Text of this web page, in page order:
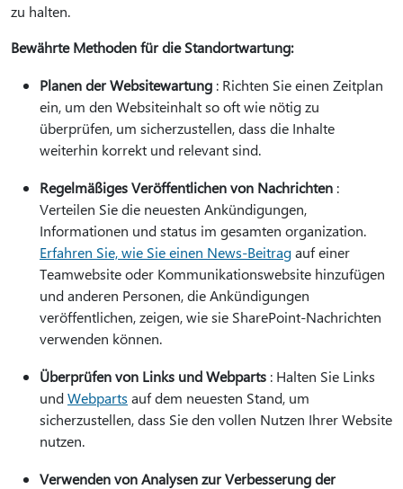
zu halten.
Bewährte Methoden für die Standortwartung:
Planen der Websitewartung : Richten Sie einen Zeitplan
ein, um den Websiteinhalt so oft wie nötig zu
überprüfen, um sicherzustellen, dass die Inhalte
weiterhin korrekt und relevant sind.
Regelmäßiges Veröffentlichen von Nachrichten :
Verteilen Sie die neuesten Ankündigungen,
Informationen und status im gesamten organization.
Erfahren Sie, wie Sie einen News-Beitragauf einer
Teamwebsite oder Kommunikationswebsite hinzufügen
und anderen Personen, die Ankündigungen
veröffentlichen, zeigen, wie sie SharePoint-Nachrichten
verwenden können.
Überprüfen von Links und Webparts : Halten Sie Links
undWebparts auf dem neuesten Stand, um
sicherzustellen, dass Sie den vollen Nutzen Ihrer Website
nutzen.
Verwenden von Analysen zur Verbesserung der